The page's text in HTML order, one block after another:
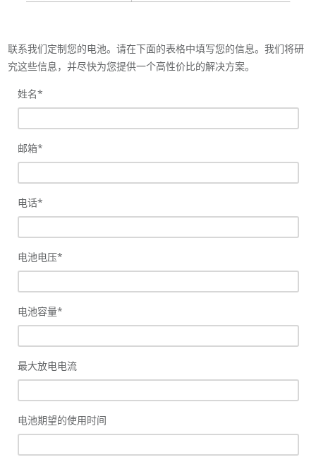
联系我们定制您的电池。请在下面的表格中填写您的信息。我们将研
究这些信息，并尽快为您提供一个高性价比的解决方案。
姓名*
邮箱*
电话*
电池电压*
电池容量*
最大放电电流
电池期望的使用时间